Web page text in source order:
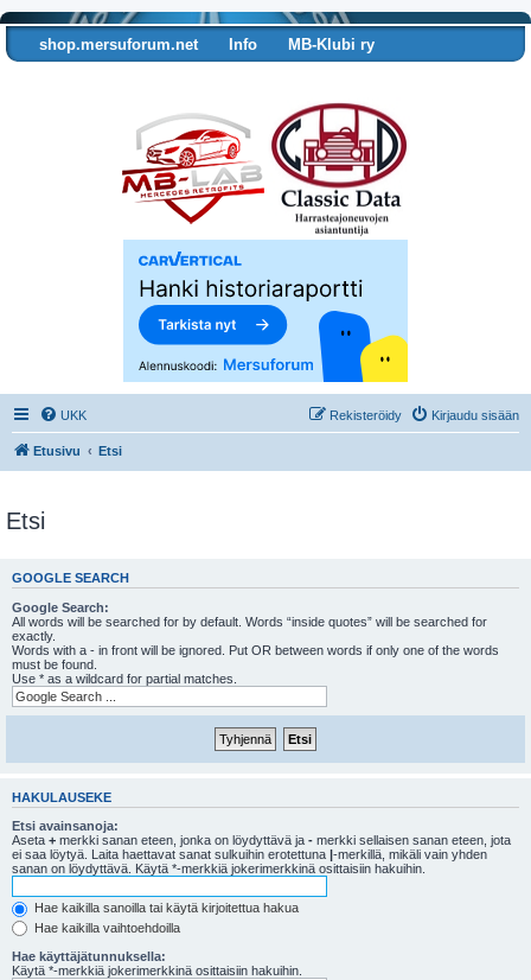
shop.mersuforum.net Info
MB-Klubi ry
UKK Kirjaudu sisään
Rekisteröidy
Etusivu Etsi
Etsi
GOOGLE SEARCH
Google Search:
All words will be searched for by default. Words “inside quotes” will be searched for
exactly.
Words with a - in front will be ignored. Put OR between words if only one of the words
must be found.
Use * as a wildcard for partial matches.
HAKULAUSEKE
Etsi avainsanoja:
Aseta + merkki sanan eteen, jonka on löydyttävä ja - merkki sellaisen sanan eteen, jota
ei saa löytyä. Laita haettavat sanat sulkuihin erotettuna |-merkillä, mikäli vain yhden
sanan on löydyttävä. Käytä *-merkkiä jokerimerkkinä osittaisiin hakuihin.
Hae kaikilla sanoilla tai käytä kirjoitettua hakua
Hae kaikilla vaihtoehdoilla
Hae käyttäjätunnuksella:
Käytä *-merkkiä jokerimerkkinä osittaisiin hakuihin.